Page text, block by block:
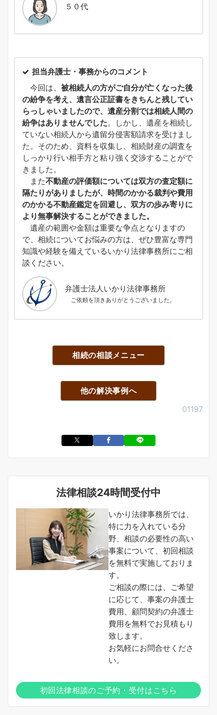
５０代
担当弁護士・事務からのコメント
今回は、 被相続人の方がご自分が亡くなった後
の紛争を考え、遺言公正証書をきちんと残してい
らっしゃいましたので、遺産分割では相続人間の
紛争はありませんでした。しかし、遺産を相続し
ていない相続人から遺留分侵害額請求を受けまし
た。そのため、資料を収集し、相続財産の調査を
しっかり行い相手方と粘り強く交渉することがで
きました。
また不動産の評価額については双方の査定額に
隔たりがありましたが、時間のかかる裁判や費用
のかかる不動産鑑定を回避し、双方の歩み寄りに
より無事解決することができました。
遺産の範囲や金額は重要な争点となりますの
で、相続についてお悩みの方は、ぜひ豊富な専門
知識や経験を備えているいかり法律事務所にご相
談ください。
弁護士法人いかり法律事務所
ご依頼を頂きありがとうございました。
相続の相談メニュー
他の解決事例へ
01197
法律相談24時間受付中
いかり法律事務所では、
特に力を入れている分
野、相談の必要性の高い
事案について、初回相談
を無料で実施しておりま
す。
ご相談の際には、ご希望
に応じて、事案の弁護士
費用、顧問契約の弁護士
費用を無料でお見積もり
致します。
お気軽にお問合せくださ
い。
初回法律相談のご予約・受付はこちら